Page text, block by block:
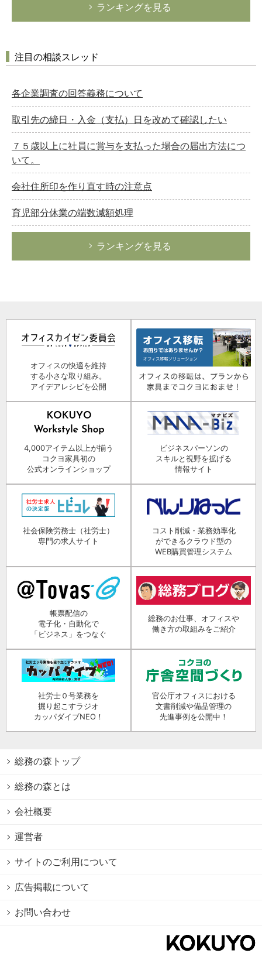
ランキングを見る
注目の相談スレッド
各企業調査の回答義務について
取引先の締日・入金（支払）日を改めて確認したい
７５歳以上に社員に賞与を支払った場合の届出方法につ
いて。
会社住所印を作り直す時の注意点
育児部分休業の端数減額処理
ランキングを見る
オフィスの快適を維持
する小さな取り組み。
アイデアレシピを公開
4,000アイテム以上が揃う
コクヨ家具初の
公式オンラインショップ
ビジネスパーソンの
スキルと視野を拡げる
情報サイト
社会保険労務士（社労士）
専門の求人サイト
コスト削減・業務効率化
ができるクラウド型の
WEB購買管理システム
帳票配信の
電子化・自動化で
「ビジネス」をつなぐ
総務のお仕事、オフィスや
働き方の取組みをご紹介
社労士０号業務を
掘り起こすラジオ
カッパダイブNEO！
官公庁オフィスにおける
文書削減や備品管理の
先進事例を公開中！
総務の森トップ
総務の森とは
会社概要
運営者
サイトのご利用について
広告掲載について
お問い合わせ